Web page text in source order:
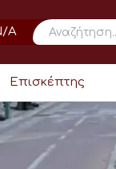
A
Επισκέπτης